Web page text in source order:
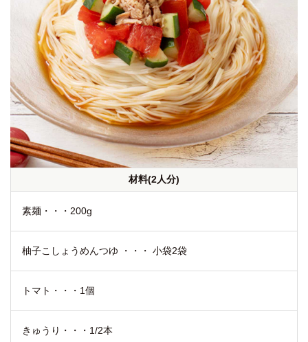
材料(2人分)
素麺・・・200g
柚子こしょうめんつゆ ・・・ 小袋2袋
トマト・・・1個
きゅうり・・・1/2本